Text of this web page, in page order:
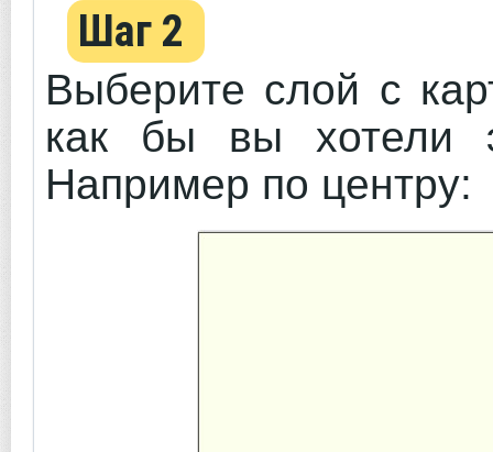
Шаг 2
Выберите слой с
как бы вы хотели
Например по центру: